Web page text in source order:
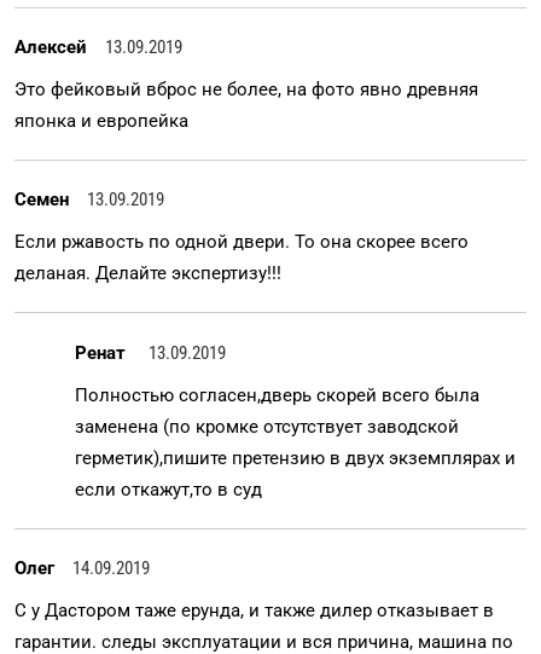
Алексей
13.09.2019
Это фейковый вброс не более, на фото явно древняя
японка и европейка
Семен
13.09.2019
Если ржавость по одной двери. То она скорее всего
деланая. Делайте экспертизу!!!
Ренат
13.09.2019
Полностью согласен,дверь скорей всего была
заменена (по кромке отсутствует заводской
герметик),пишите претензию в двух экземплярах и
если откажут,то в суд
Олег
14.09.2019
С у Дастором таже ерунда, и также дилер отказывает в
гарантии. следы эксплуатации и вся причина, машина по